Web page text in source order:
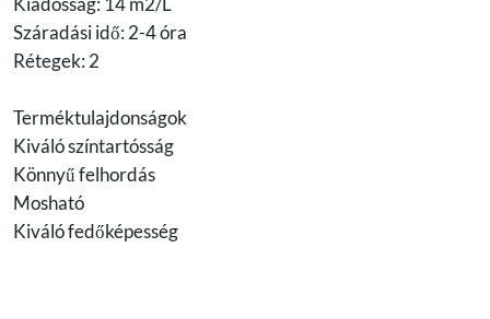
Száradási idő: 2-4 óra
Rétegek: 2
Terméktulajdonságok
Kiváló színtartósság
Könnyű felhordás
Mosható
Kiváló fedőképesség